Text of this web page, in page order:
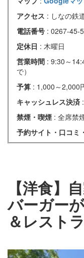
アクセス : しなの鉄
電話番号 : 0267-45-
定休日 : 木曜日
営業時間 : 9:30～
で）
予算 : 1,000～2,000
キャッシュレス決済
禁煙・喫煙 : 全席禁
予約サイト・口コミ
【洋食】
バーガー
＆レスト